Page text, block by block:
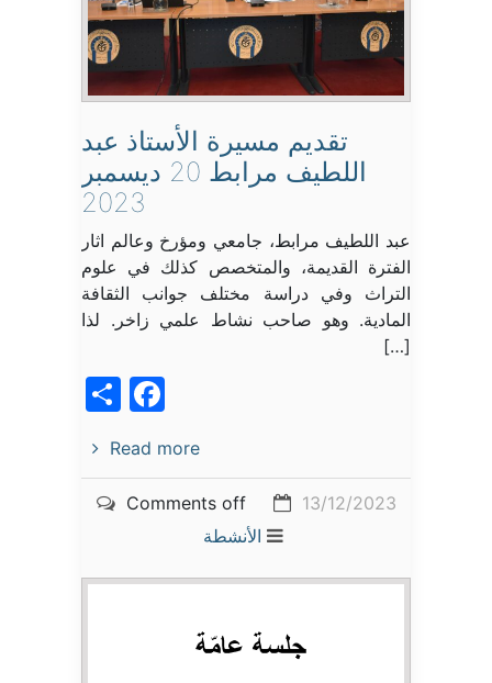
تقديم مسيرة الأستاذ عبد
اللطيف مرابط 20 ديسمبر
2023
عبد اللطيف مرابط، جامعي ومؤرخ وعالم اثار
الفترة القديمة، والمتخصص كذلك في علوم
التراث وفي دراسة مختلف جوانب الثقافة
المادية. وهو صاحب نشاط علمي زاخر. لذا
[…]
Read more
13/12/2023
Comments off
الأنشطة